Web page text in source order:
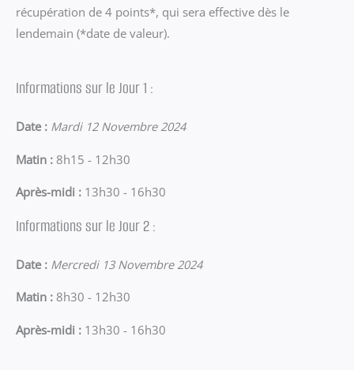
récupération de 4 points*, qui sera effective dès le
lendemain (*date de valeur).
Informations sur le Jour 1 :
Date : Mardi 12 Novembre 2024
Matin : 8h15 - 12h30
Après-midi : 13h30 - 16h30
Informations sur le Jour 2 :
Date : Mercredi 13 Novembre 2024
Matin : 8h30 - 12h30
Après-midi : 13h30 - 16h30